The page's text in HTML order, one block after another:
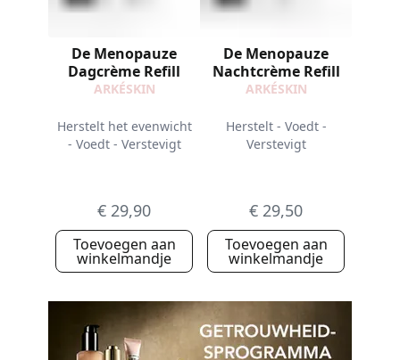
De Menopauze
Dagcrème Refill
ARKÉSKIN
Herstelt het evenwicht
- Voedt - Verstevigt
€ 29,90
Toevoegen aan
winkelmandje
De Menopauze
Nachtcrème Refill
ARKÉSKIN
Herstelt - Voedt -
Verstevigt
€ 29,50
Toevoegen aan
winkelmandje